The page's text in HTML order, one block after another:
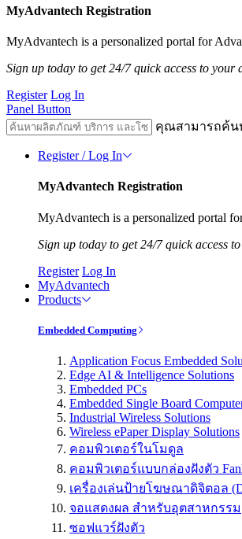
MyAdvantech Registration
MyAdvantech is a personalized portal for
Sign up today to get 24/7 quick access to your
Register Log In
Panel Button
คุณสามารถค้น
Register / Log In
MyAdvantech Registration
MyAdvantech is a personalized portal
Sign up today to get 24/7 quick access
Register Log In
MyAdvantech
Products
Embedded Computing
Application Focus Embedded
Edge AI & Intelligence Solutions
Embedded PCs
Embedded Single Board
Industrial Wireless Solutions
Wireless ePaper Display Solutions
คอมพิวเตอร์ในโมดูล
คอมพิวเตอร์แบบกล่องฝังตัว
เครื่องเล่นป้ายโฆษณาดิจิตอล
จอแสดงผล สำหรับอุตสาหกรรม
ซอฟแวร์ฝังตัว